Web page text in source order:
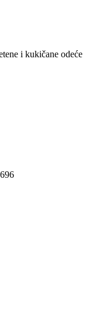
i kukičane odeće